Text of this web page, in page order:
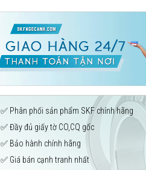
✅ Phân phối sản phẩm SKF chính hãng
✅ Đầy đủ giấy tờ CO,CQ gốc
✅ Bảo hành chính hãng
✅ Giá bán cạnh tranh nhất